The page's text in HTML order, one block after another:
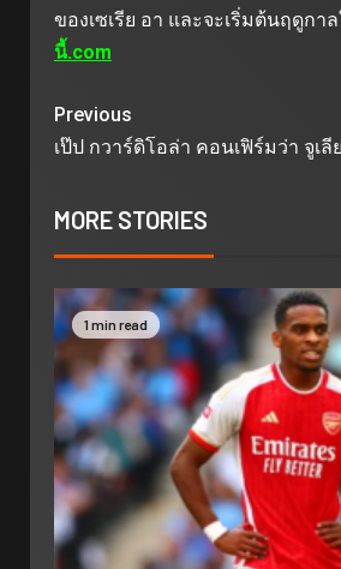
ของเซเรีย อา และจะเริ่มต้นฤดูก
นี้.com
Previous
เป๊ป กวาร์ดิโอล่า คอนเฟิร์มว่า จูเ
MORE STORIES
1 min read